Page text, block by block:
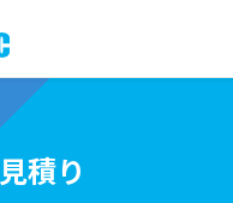
積り